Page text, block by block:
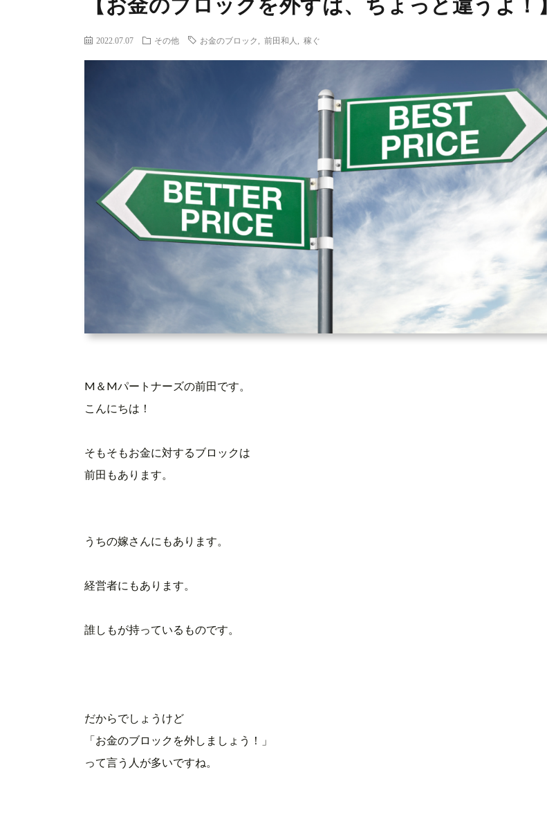
2022.07.07 その他 お金のブロック 前田和人 稼ぐ
M ＆Mパートナーズの前田です。
こんにちは！
そもそもお金に対するブロックは
前田もあります。
うちの嫁さんにもあります。
経営者にもあります。
誰しもが持っているものです。
だからでしょうけど
「お金のブロックを外しましょう！」
って言う人が多いですね。